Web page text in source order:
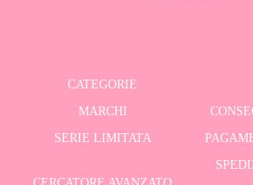
CATEGORIE
MARCHI
SERIE LIMITATA